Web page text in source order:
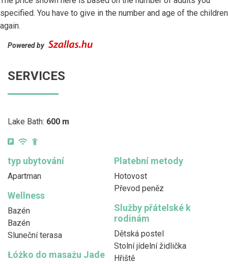
specified. You have to give in the number and age of the children
again.
Powered by
SERVICES
Lake Bath: 600 m
typ ubytování
Apartman
Platební metody
Hotovost
Převod peněz
Wellness
Bazén
Bazén
Sluneční terasa
Služby přátelské k
rodinám
Dětská postel
Stolní jídelní židlička
Hřiště
Łóżko do masażu Jade